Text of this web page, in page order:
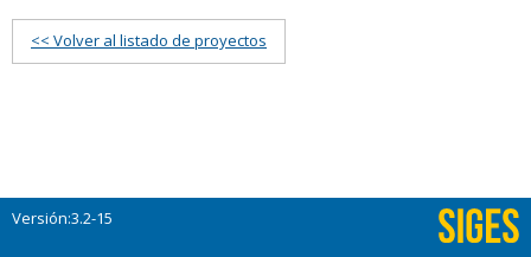
<< Volver al listado de proyectos
Versión:3.2-15